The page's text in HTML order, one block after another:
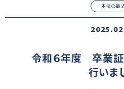
本校の最
令和６年度 卒業
行いま